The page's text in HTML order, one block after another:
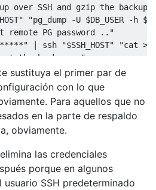
over SSH and gzip the
"pg_dump -U $DB_USER -h
remote PG password .."
| ssh "$SSH_HOST"
"cat >
the backup .."
--passphrase "$PASSWORD"
up to AWS obviously requires
can use instance
"+%Y%m%d-%H%M%S"`
./ "$DATABASE.sql.gz.gpg"
always good to have
./"$DATABASE.sql.gz.gpg"
sustituya el primer par de
con lo que
Para aquellos que no
​​en la parte de respaldo
obviamente.
las credenciales
porque en algunos
usuario SSH predeterminado